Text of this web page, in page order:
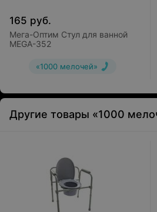
165 руб.
Мега-Оптим Стул для ванной
MEGA-352
«1000 мелочей»
Другие товары «1000